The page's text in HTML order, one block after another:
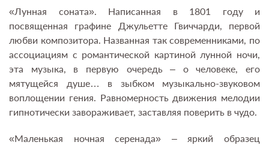
«Лунная соната». Написанная в 1801 году и
посвященная графине Джульетте Гвиччарди, первой
любви композитора. Названная так современниками, по
ассоциациям с романтической картиной лунной ночи,
эта музыка, в первую очередь – о человеке, его
мятущейся душе… в зыбком музыкально-звуковом
воплощении гения. Равномерность движения мелодии
гипнотически завораживает, заставляя поверить в чудо.
«Маленькая ночная серенада» – яркий образец